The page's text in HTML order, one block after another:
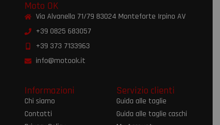
Moto OK
Via Alvanella 71/79 83024 Monteforte Irpino AV
+39 0825 683057
+39 373 7133963
info@motook.it
Informazioni
Chi siamo
Contatti
Servizio clienti
Guida alle taglie
Guida alle taglie caschi